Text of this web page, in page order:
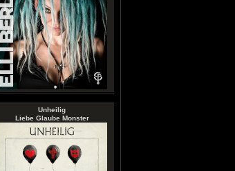
Unheilig
Liebe Glaube Monster